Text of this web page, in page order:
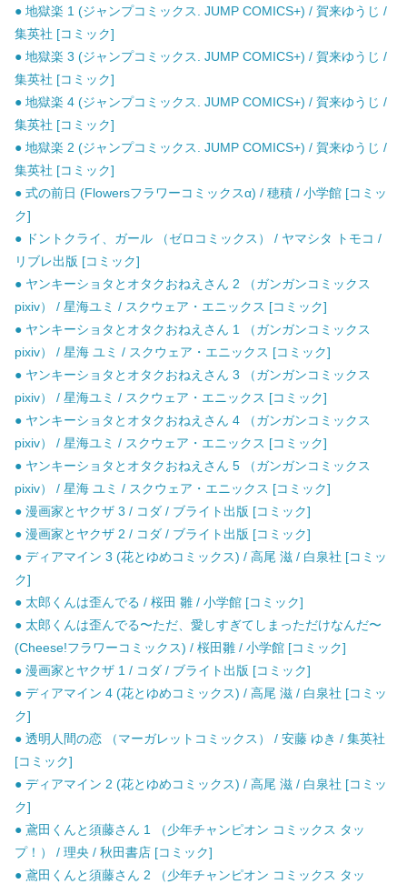
● 地獄楽 1 (ジャンプコミックス. JUMP COMICS+) / 賀来ゆうじ /
集英社 [コミック]
● 地獄楽 3 (ジャンプコミックス. JUMP COMICS+) / 賀来ゆうじ /
集英社 [コミック]
● 地獄楽 4 (ジャンプコミックス. JUMP COMICS+) / 賀来ゆうじ /
集英社 [コミック]
● 地獄楽 2 (ジャンプコミックス. JUMP COMICS+) / 賀来ゆうじ /
集英社 [コミック]
● 式の前日 (Flowersフラワーコミックスα) / 穂積 / 小学館 [コミッ
ク]
● ドントクライ、ガール （ゼロコミックス） / ヤマシタ トモコ /
リブレ出版 [コミック]
● ヤンキーショタとオタクおねえさん 2 （ガンガンコミックス
pixiv） / 星海ユミ / スクウェア・エニックス [コミック]
● ヤンキーショタとオタクおねえさん 1 （ガンガンコミックス
pixiv） / 星海 ユミ / スクウェア・エニックス [コミック]
● ヤンキーショタとオタクおねえさん 3 （ガンガンコミックス
pixiv） / 星海ユミ / スクウェア・エニックス [コミック]
● ヤンキーショタとオタクおねえさん 4 （ガンガンコミックス
pixiv） / 星海ユミ / スクウェア・エニックス [コミック]
● ヤンキーショタとオタクおねえさん 5 （ガンガンコミックス
pixiv） / 星海 ユミ / スクウェア・エニックス [コミック]
● 漫画家とヤクザ 3 / コダ / ブライト出版 [コミック]
● 漫画家とヤクザ 2 / コダ / ブライト出版 [コミック]
● ディアマイン 3 (花とゆめコミックス) / 高尾 滋 / 白泉社 [コミッ
ク]
● 太郎くんは歪んでる / 桜田 雛 / 小学館 [コミック]
● 太郎くんは歪んでる〜ただ、愛しすぎてしまっただけなんだ〜
(Cheese!フラワーコミックス) / 桜田雛 / 小学館 [コミック]
● 漫画家とヤクザ 1 / コダ / ブライト出版 [コミック]
● ディアマイン 4 (花とゆめコミックス) / 高尾 滋 / 白泉社 [コミッ
ク]
● 透明人間の恋 （マーガレットコミックス） / 安藤 ゆき / 集英社
[コミック]
● ディアマイン 2 (花とゆめコミックス) / 高尾 滋 / 白泉社 [コミッ
ク]
● 鳶田くんと須藤さん 1 （少年チャンピオン コミックス タッ
プ！） / 理央 / 秋田書店 [コミック]
● 鳶田くんと須藤さん 2 （少年チャンピオン コミックス タッ